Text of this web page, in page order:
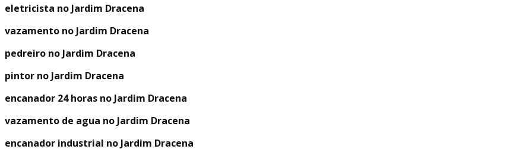
eletricista no Jardim Dracena
vazamento no Jardim Dracena
pedreiro no Jardim Dracena
pintor no Jardim Dracena
encanador 24 horas no Jardim Dracena
vazamento de agua no Jardim Dracena
encanador industrial no Jardim Dracena